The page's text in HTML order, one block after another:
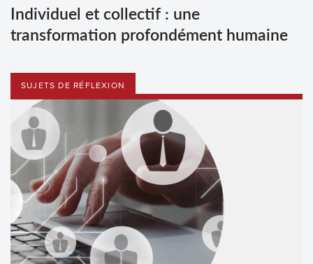
Individuel et collectif : une
transformation profondément humaine
SUJETS DE RÉFLEXION